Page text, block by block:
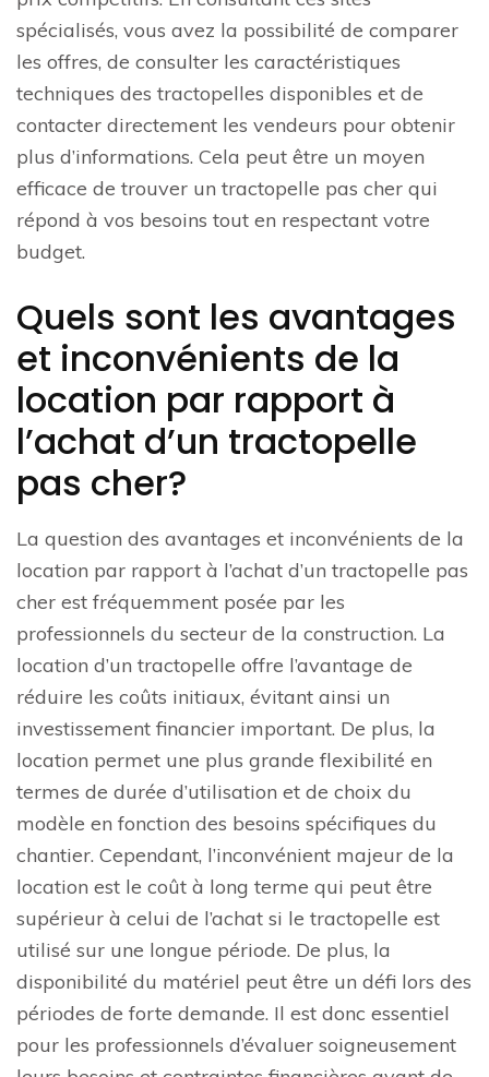
spécialisés, vous avez la possibilité de comparer
les offres, de consulter les caractéristiques
techniques des tractopelles disponibles et de
contacter directement les vendeurs pour obtenir
plus d’informations. Cela peut être un moyen
efficace de trouver un tractopelle pas cher qui
répond à vos besoins tout en respectant votre
budget.
Quels sont les avantages
et inconvénients de la
location par rapport à
l’achat d’un tractopelle
pas cher?
La question des avantages et inconvénients de la
location par rapport à l’achat d’un tractopelle pas
cher est fréquemment posée par les
professionnels du secteur de la construction. La
location d’un tractopelle offre l’avantage de
réduire les coûts initiaux, évitant ainsi un
investissement financier important. De plus, la
location permet une plus grande flexibilité en
termes de durée d’utilisation et de choix du
modèle en fonction des besoins spécifiques du
chantier. Cependant, l’inconvénient majeur de la
location est le coût à long terme qui peut être
supérieur à celui de l’achat si le tractopelle est
utilisé sur une longue période. De plus, la
disponibilité du matériel peut être un défi lors des
périodes de forte demande. Il est donc essentiel
pour les professionnels d’évaluer soigneusement